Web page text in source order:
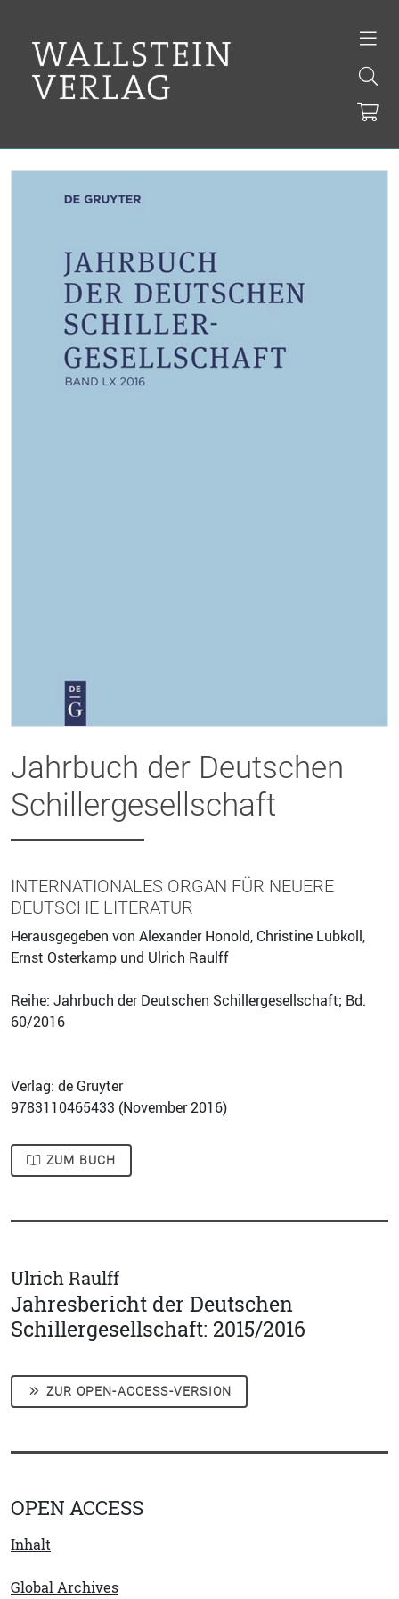
Jahrbuch der Deutschen
Schillergesellschaft
INTERNATIONALES ORGAN FÜR NEUERE
DEUTSCHE LITERATUR
Herausgegeben von Alexander Honold, Christine Lubkoll,
Ernst Osterkamp und Ulrich Raulff
Reihe: Jahrbuch der Deutschen Schillergesellschaft; Bd.
60/2016
Verlag: de Gruyter
9783110465433 (November 2016)
ZUM BUCH
Ulrich Raulff
Jahresbericht der Deutschen
Schillergesellschaft: 2015/2016
ZUR OPEN-ACCESS-VERSION
OPEN ACCESS
Inhalt
Global Archives